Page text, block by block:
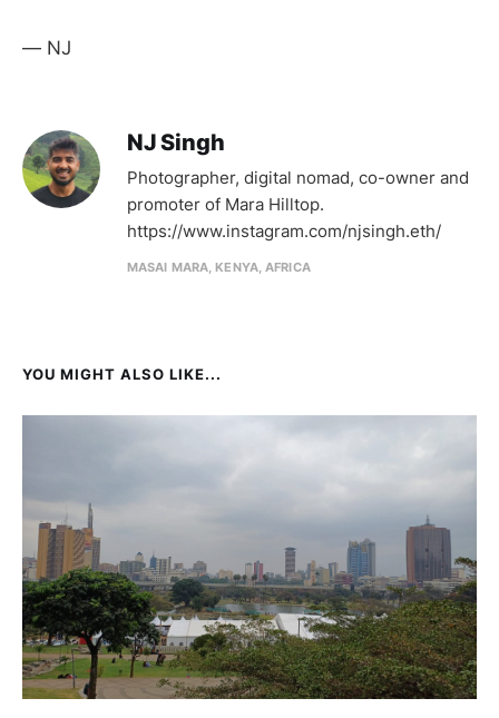
— NJ
NJ Singh
Photographer, digital nomad, co-owner and
promoter of Mara Hilltop.
https://www.instagram.com/njsingh.eth/
MASAI MARA, KENYA, AFRICA
YOU MIGHT ALSO LIKE...